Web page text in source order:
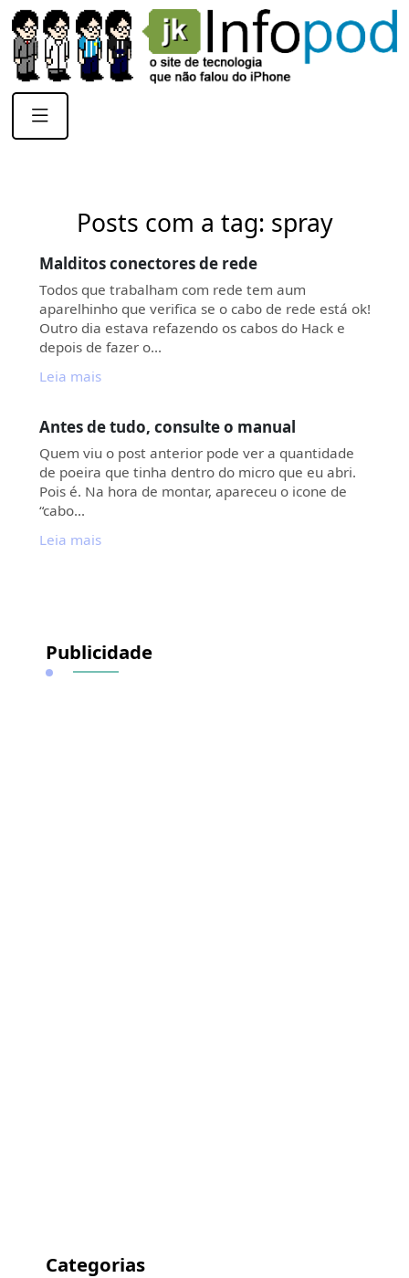
Posts com a tag: spray
Malditos conectores de rede
Todos que trabalham com rede tem aum
aparelhinho que verifica se o cabo de rede está ok!
Outro dia estava refazendo os cabos do Hack e
depois de fazer o…
Leia mais
Antes de tudo, consulte o manual
Quem viu o post anterior pode ver a quantidade
de poeira que tinha dentro do micro que eu abri.
Pois é. Na hora de montar, apareceu o icone de
“cabo…
Leia mais
Publicidade
Categorias